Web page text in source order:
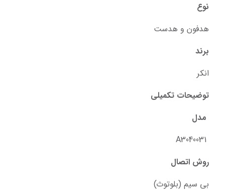
نوع
هدفون و هدست
برند
انکر
توضیحات تکمیلی
روش اتصال
بی سیم (بلوتوث)